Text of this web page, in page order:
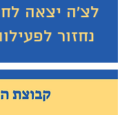
לצ'ה יצאה
נחזור לפעילות ב